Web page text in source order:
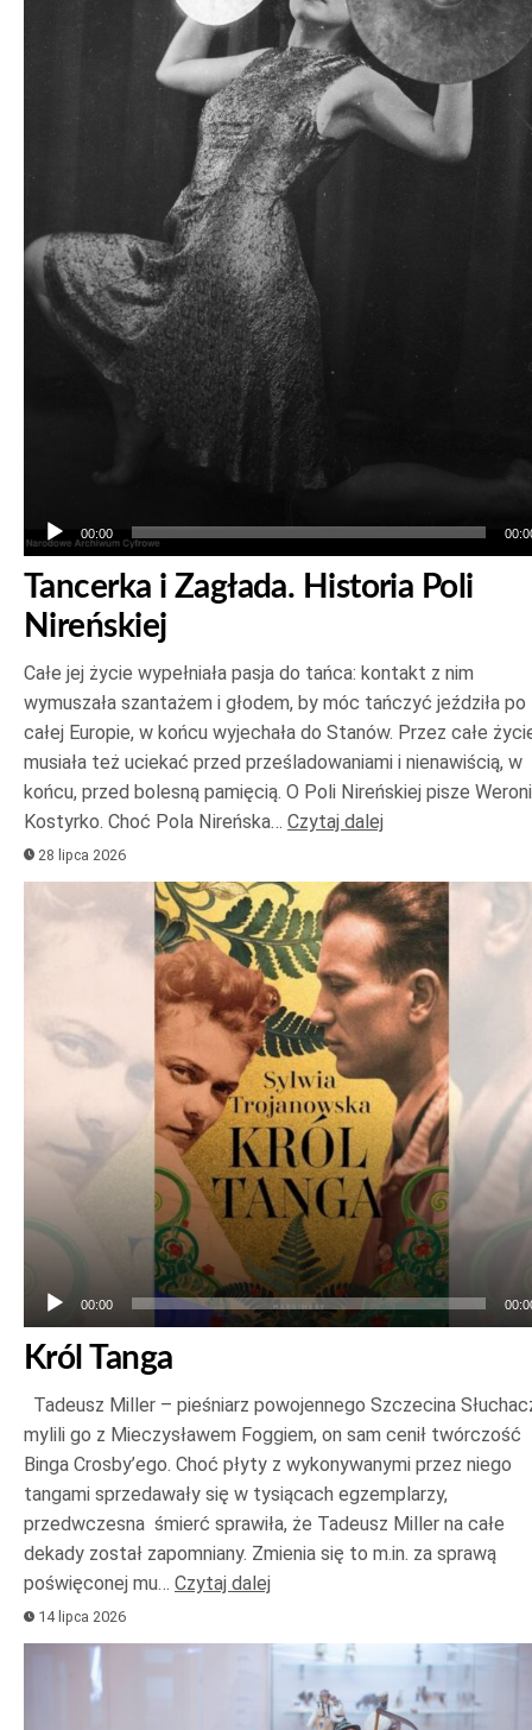
00:00
Tancerka i Zagłada. Historia Poli
Nireńskiej
Całe jej życie wypełniała pasja do tańca: kontakt z nim
wymuszała szantażem i głodem, by móc tańczyć jeździła po
całej Europie, w końcu wyjechała do Stanów. Przez całe
musiała też uciekać przed prześladowaniami i nienawiścią, w
końcu, przed bolesną pamięcią. O Poli Nireńskiej pisze
Kostyrko. Choć Pola Nireńska… Czytaj dalej
28 lipca 2026
plików
00:00
Król Tanga
Tadeusz Miller – pieśniarz powojennego Szczecina
mylili go z Mieczysławem Foggiem, on sam cenił twórczość
Binga Crosby’ego. Choć płyty z wykonywanymi przez niego
tangami sprzedawały się w tysiącach egzemplarzy,
przedwczesna śmierć sprawiła, że Tadeusz Miller na całe
dekady został zapomniany. Zmienia się to m.in. za sprawą
poświęconej mu… Czytaj dalej
14 lipca 2026
Odtwarzacz